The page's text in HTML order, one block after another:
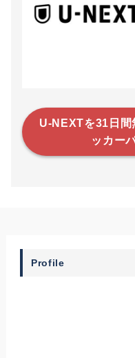
U-NEXTを31日間
ッカー
Profile